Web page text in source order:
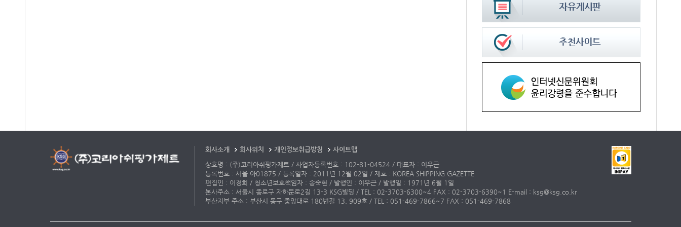
회사소개 회사위치 개인정보취급방침
사이트맵
상호명 : (주)코리아쉬핑가제트 / 사업자등록번호 : 102-81-04524 / 대표자 : 이우근
등록번호 : 서울 아01875 / 등록일자 : 2011년 12월 02일 / 제호 : KOREA SHIPPING GAZETTE
편집인 : 이경희 / 청소년보호책임자 : 송숙현 / 발행인 : 이우근 / 발행일 : 1971년 6월 1일
본사주소 : 서울시 종로구 자하문로2길 13-3 KSG빌딩 / TEL : 02-3703-6300~4 FAX : 02-3703-6390~1 E-mail : ksg@ksg.co.kr
부산지부 주소 : 부산시 동구 중앙대로 180번길 13, 909호 / TEL : 051-469-7866~7 FAX : 051-469-7868